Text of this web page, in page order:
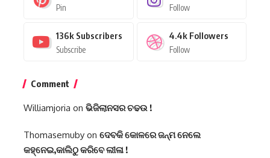
Pin Follow
136k Subscribers
Subscribe
4.4k Followers
Follow
Comment
Williamjoria on ଭିଜିଲାନସର ଚଢଉ !
Thomasemuby on ଦେବକି କୋଳରେ ଜନ୍ମ ନେଲେ
କହ୍ନେଇ,କାଲିଠୁ କରିବେ ଲୀଳା !